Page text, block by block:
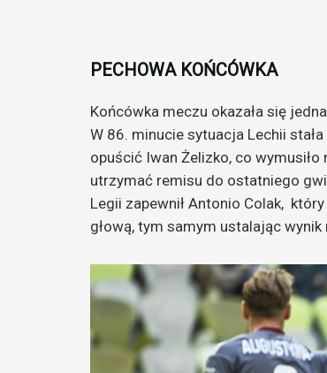
PECHOWA KOŃCÓWKA
Końcówka meczu okazała się
W 86. minucie sytuacja Lechii
opuścić Iwan Żelizko, co wymusiło
utrzymać remisu do ostatniego
Legii zapewnił Antonio Colak,
głową, tym samym ustalając wynik